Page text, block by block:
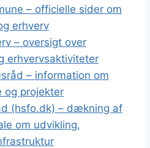
– officielle sider om
erhverv
– oversigt over
erhvervsaktiviteter
– information om
projekter
(hsfo.dk) – dækning af
om udvikling,